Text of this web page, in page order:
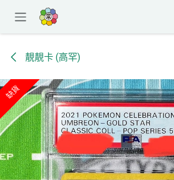
靚靚卡 (高罕)
缺貨